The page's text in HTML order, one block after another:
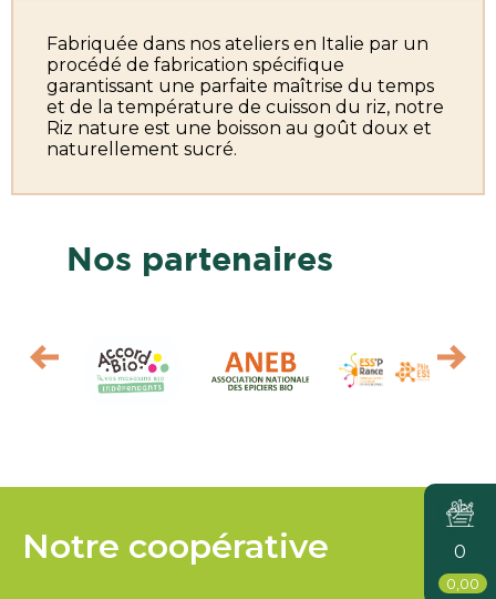
0
0,00
Fabriquée dans nos ateliers en Italie par un
procédé de fabrication spécifique
garantissant une parfaite maîtrise du temps
et de la température de cuisson du riz, notre
Riz nature est une boisson au goût doux et
naturellement sucré.
Nos partenaires
Notre coopérative